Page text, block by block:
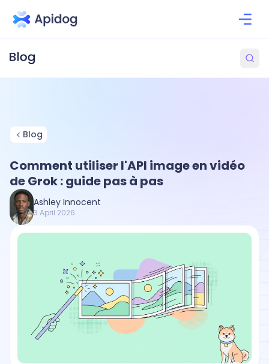
Blog
Comment utiliser l'API image en vidéo
de Grok : guide pas à pas
Ashley Innocent
3 April 2026